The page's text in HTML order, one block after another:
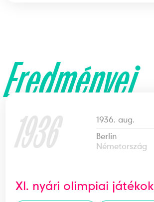
Eredményei
1936
1936. aug.
Berlin
Németország
XI. nyári olimpiai játékok